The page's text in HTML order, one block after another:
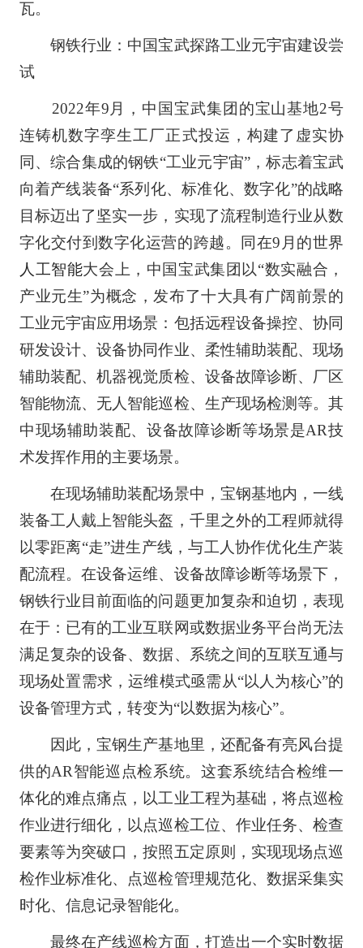
瓦。
钢铁行业：中国宝武探路工业元宇宙建设尝
试
2022年9月，中国宝武集团的宝山基地2号
连铸机数字孪生工厂正式投运，构建了虚实协
同、综合集成的钢铁“工业元宇宙”，标志着宝武
向着产线装备“系列化、标准化、数字化”的战略
目标迈出了坚实一步，实现了流程制造行业从数
字化交付到数字化运营的跨越。同在9月的世界
人工智能大会上，中国宝武集团以“数实融合，
产业元生”为概念，发布了十大具有广阔前景的
工业元宇宙应用场景：包括远程设备操控、协同
研发设计、设备协同作业、柔性辅助装配、现场
辅助装配、机器视觉质检、设备故障诊断、厂区
智能物流、无人智能巡检、生产现场检测等。其
中现场辅助装配、设备故障诊断等场景是AR技
术发挥作用的主要场景。
在现场辅助装配场景中，宝钢基地内，一线
装备工人戴上智能头盔，千里之外的工程师就得
以零距离“走”进生产线，与工人协作优化生产装
配流程。在设备运维、设备故障诊断等场景下，
钢铁行业目前面临的问题更加复杂和迫切，表现
在于：已有的工业互联网或数据业务平台尚无法
满足复杂的设备、数据、系统之间的互联互通与
现场处置需求，运维模式亟需从“以人为核心”的
设备管理方式，转变为“以数据为核心”。
因此，宝钢生产基地里，还配备有亮风台提
供的AR智能巡点检系统。这套系统结合检维一
体化的难点痛点，以工业工程为基础，将点巡检
作业进行细化，以点巡检工位、作业任务、检查
要素等为突破口，按照五定原则，实现现场点巡
检作业标准化、点巡检管理规范化、数据采集实
时化、信息记录智能化。
最终在产线巡检方面，打造出一个实时数据